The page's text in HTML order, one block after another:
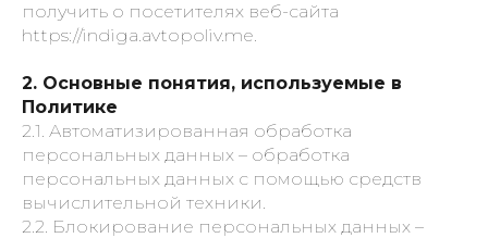
получить о посетителях веб-сайта
https://indiga.avtopoliv.me.
2. Основные понятия, используемые в
Политике
2.1. Автоматизированная обработка
персональных данных – обработка
персональных данных с помощью средств
вычислительной техники.
2.2. Блокирование персональных данных –